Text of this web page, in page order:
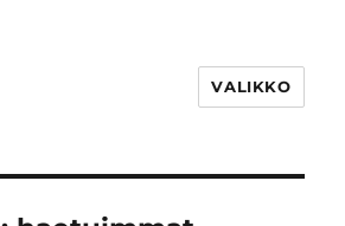
VALIKKO